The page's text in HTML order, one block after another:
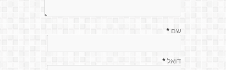
שם *
דואל *